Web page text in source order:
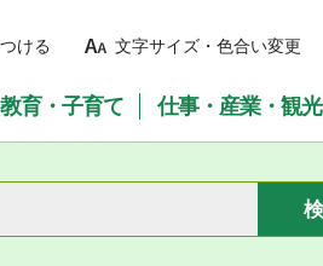
ける 文字サイズ・色合い変更
教育・子育て 仕事・産業・観光